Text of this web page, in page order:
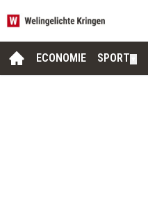
ECONOMIE SPORT